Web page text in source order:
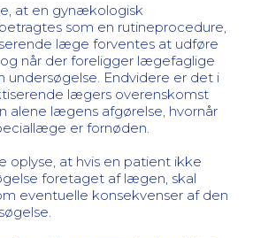
at en gynækologisk
som en rutineprocedure,
læge forventes at udføre
når der foreligger lægefaglige
undersøgelse. Endvidere er det i
lægers overenskomst
alene lægens afgørelse, hvornår
er fornøden.
oplyse, at hvis en patient ikke
foretaget af lægen, skal
eventuelle konsekvenser af den